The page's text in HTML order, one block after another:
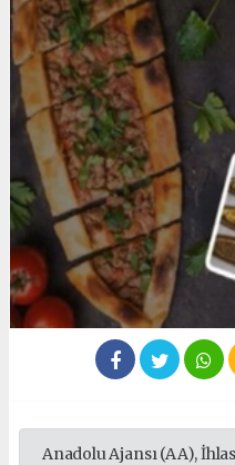
Anadolu Ajansı (AA),